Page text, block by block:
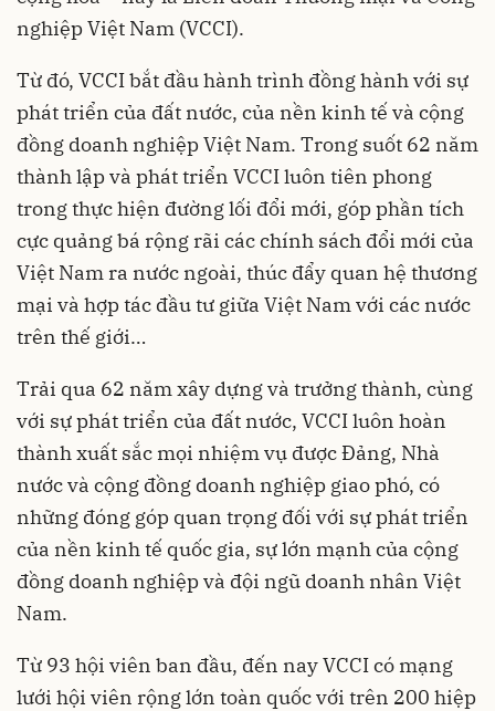
nghiệp Việt Nam (VCCI).
Từ đó, VCCI bắt đầu hành trình đồng hành với sự
phát triển của đất nước, của nền kinh tế và cộng
đồng doanh nghiệp Việt Nam. Trong suốt 62 năm
thành lập và phát triển VCCI luôn tiên phong
trong thực hiện đường lối đổi mới, góp phần tích
cực quảng bá rộng rãi các chính sách đổi mới của
Việt Nam ra nước ngoài, thúc đẩy quan hệ thương
mại và hợp tác đầu tư giữa Việt Nam với các nước
trên thế giới…
Trải qua 62 năm xây dựng và trưởng thành, cùng
với sự phát triển của đất nước, VCCI luôn hoàn
thành xuất sắc mọi nhiệm vụ được Đảng, Nhà
nước và cộng đồng doanh nghiệp giao phó, có
những đóng góp quan trọng đối với sự phát triển
của nền kinh tế quốc gia, sự lớn mạnh của cộng
đồng doanh nghiệp và đội ngũ doanh nhân Việt
Nam.
Từ 93 hội viên ban đầu, đến nay VCCI có mạng
lưới hội viên rộng lớn toàn quốc với trên 200 hiệp